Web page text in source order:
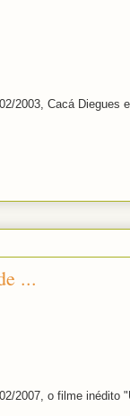
2003, Cacá Diegues
...
2007, o filme inédito